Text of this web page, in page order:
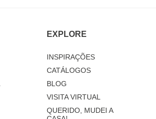
EXPLORE
INSPIRAÇÕES
CATÁLOGOS
BLOG
VISITA VIRTUAL
QUERIDO, MUDEI A